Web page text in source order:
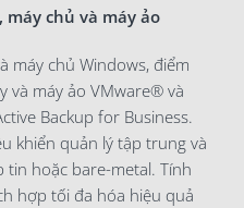
máy chủ và máy ảo
máy chủ Windows, điểm
và máy ảo VMware® và
Backup for Business.
khiển quản lý tập trung và
hoặc bare-metal. Tính
hợp tối đa hóa hiệu quả